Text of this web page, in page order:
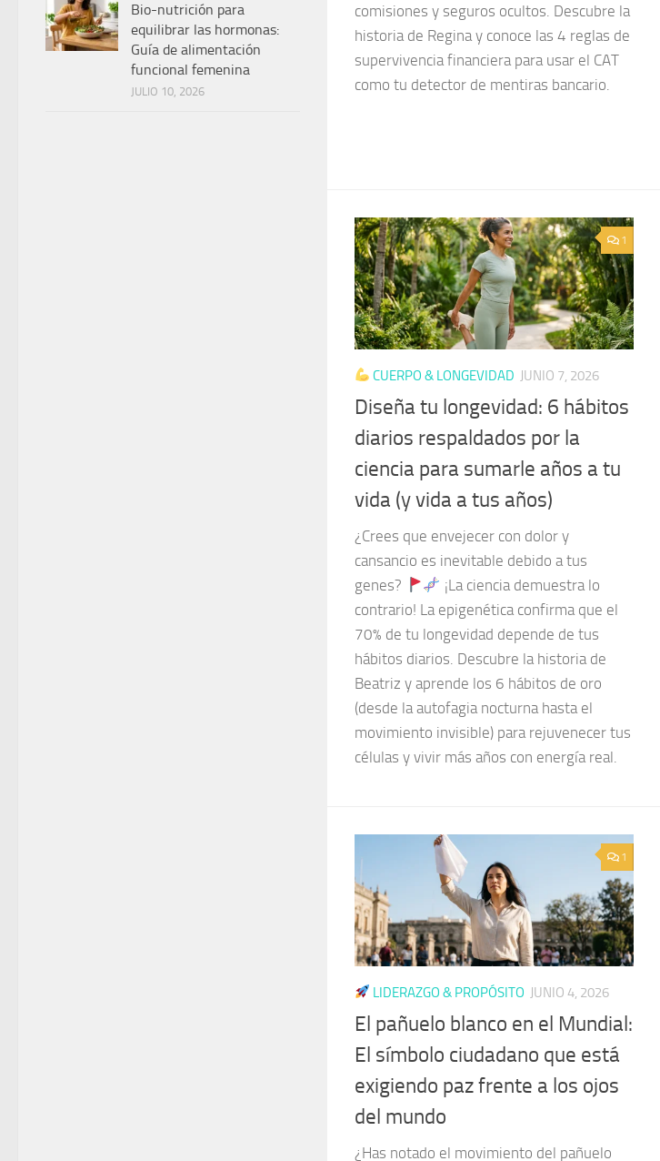
comisiones y seguros ocultos. Descubre la
historia de Regina y conoce las 4 reglas de
supervivencia financiera para usar el CAT
como tu detector de mentiras bancario.
1
CUERPO & LONGEVIDAD JUNIO 7, 2026
Diseña tu longevidad: 6 hábitos
diarios respaldados por la
ciencia para sumarle años a tu
vida (y vida a tus años)
¿Crees que envejecer con dolor y
cansancio es inevitable debido a tus
genes?
¡La ciencia demuestra lo
contrario! La epigenética confirma que el
70% de tu longevidad depende de tus
hábitos diarios. Descubre la historia de
Beatriz y aprende los 6 hábitos de oro
(desde la autofagia nocturna hasta el
movimiento invisible) para rejuvenecer tus
células y vivir más años con energía real.
1
LIDERAZGO & PROPÓSITO JUNIO 4, 2026
El pañuelo blanco en el Mundial:
El símbolo ciudadano que está
exigiendo paz frente a los ojos
del mundo
¿Has notado el movimiento del pañuelo
Bio-nutrición para
equilibrar las hormonas:
Guía de alimentación
funcional femenina
JULIO 10, 2026